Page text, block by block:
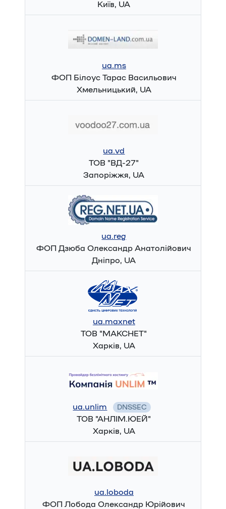
Київ, UA
ua.ms
ФОП Білоус Тарас Васильович
Хмельницький, UA
ua.vd
ТОВ "ВД-27"
Запоріжжя, UA
ua.reg
ФОП Дзюба Олександр Анатолійович
Дніпро, UA
ua.maxnet
ТОВ "МАКСНЕТ"
Харків, UA
ua.unlim DNSSEC
ТОВ "АНЛІМ.ЮЕЙ"
Харків, UA
ua.loboda
ФОП Лобода Олександр Юрійович